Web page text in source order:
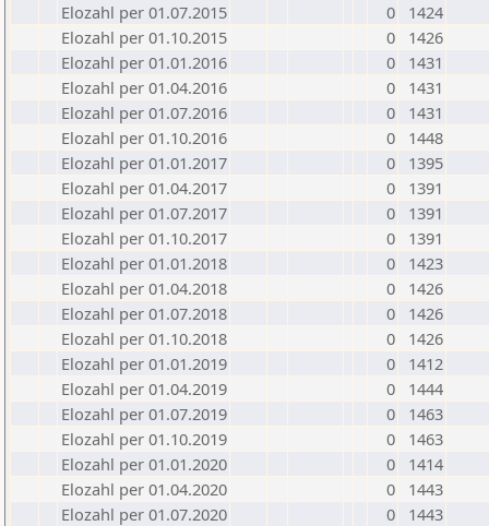
Elozahl per 01.07.2015
0
1424
Elozahl per 01.10.2015
0
1426
Elozahl per 01.01.2016
0
1431
Elozahl per 01.04.2016
0
1431
Elozahl per 01.07.2016
0
1431
Elozahl per 01.10.2016
0
1448
Elozahl per 01.01.2017
0
1395
Elozahl per 01.04.2017
0
1391
Elozahl per 01.07.2017
0
1391
Elozahl per 01.10.2017
0
1391
Elozahl per 01.01.2018
0
1423
Elozahl per 01.04.2018
0
1426
Elozahl per 01.07.2018
0
1426
Elozahl per 01.10.2018
0
1426
Elozahl per 01.01.2019
0
1412
Elozahl per 01.04.2019
0
1444
Elozahl per 01.07.2019
0
1463
Elozahl per 01.10.2019
0
1463
Elozahl per 01.01.2020
0
1414
Elozahl per 01.04.2020
0
1443
Elozahl per 01.07.2020
0
1443